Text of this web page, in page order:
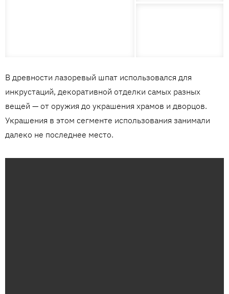
В древности лазоревый шпат использовался для
инкрустаций, декоративной отделки самых разных
вещей — от оружия до украшения храмов и дворцов.
Украшения в этом сегменте использования занимали
далеко не последнее место.